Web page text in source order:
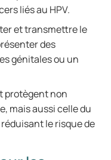
liés au HPV.
et transmettre le
des
génitales ou un
protègent non
mais aussi celle du
le risque de